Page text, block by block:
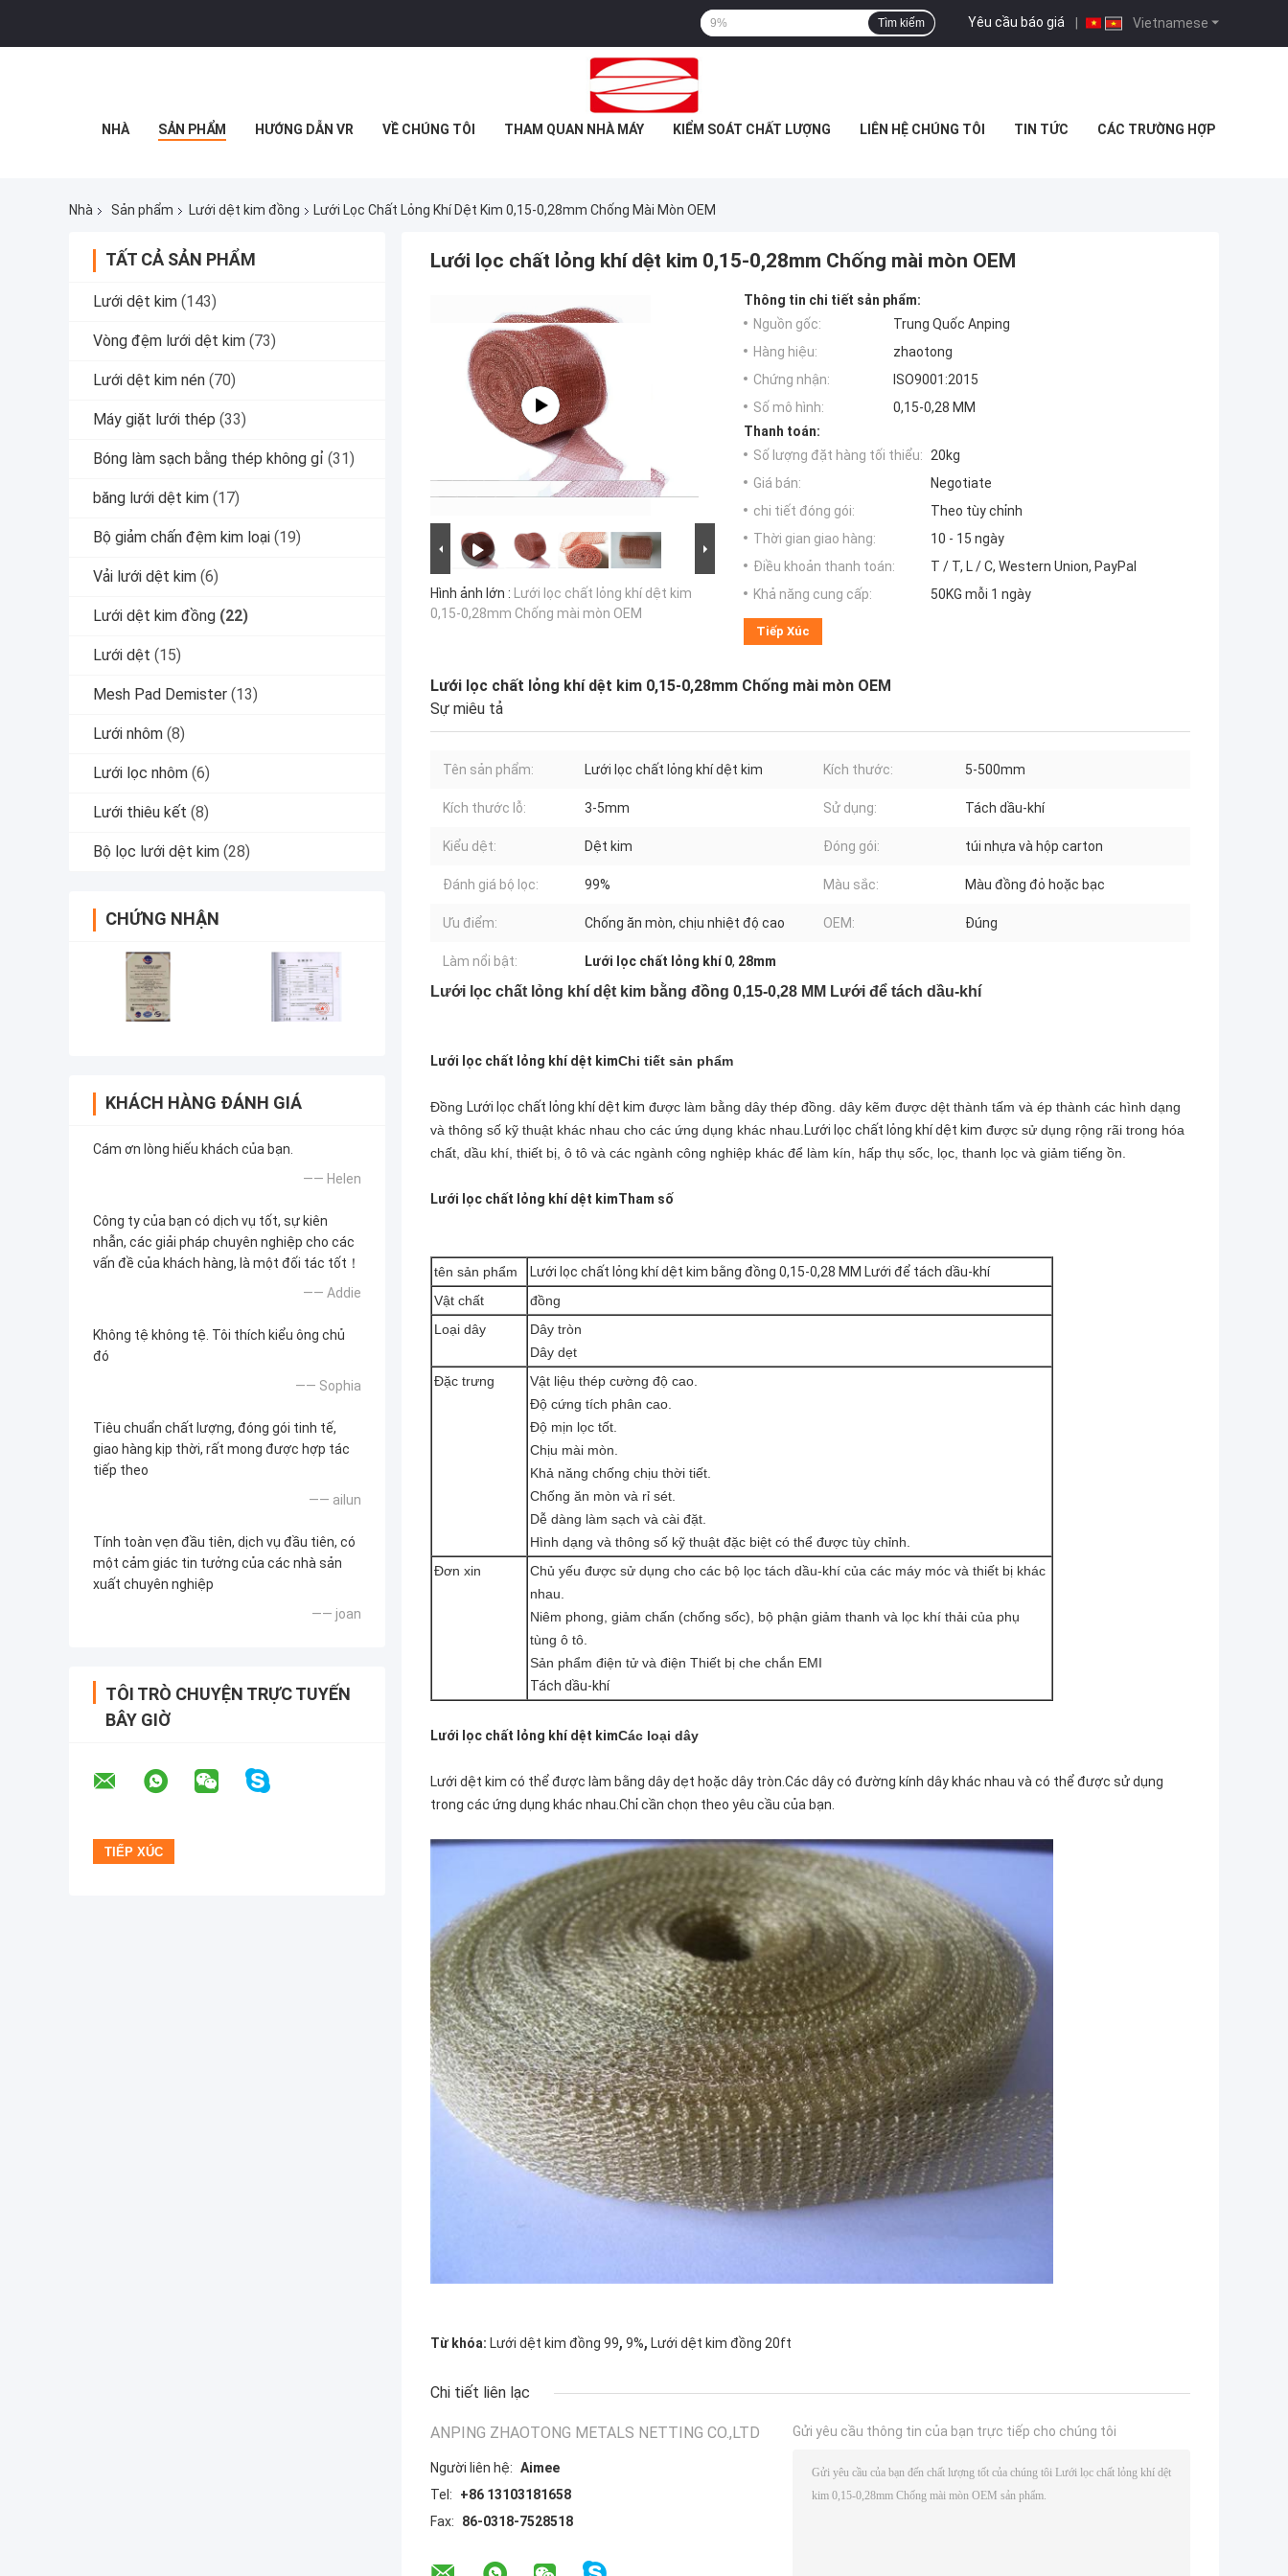
Vietnamese
Yêu cầu báo giá |
Tìm kiếm
NHÀ SẢN PHẨM HƯỚNG DẪN VR VỀ CHÚNG TÔI THAM QUAN NHÀ MÁY KIỂM SOÁT CHẤT LƯỢNG LIÊN HỆ CHÚNG TÔI TIN TỨC CÁC TRƯỜNG HỢP
Nhà Sản phẩm Lưới dệt kim đồng Lưới Lọc Chất Lỏng Khí Dệt Kim 0,15-0,28mm Chống Mài Mòn OEM
TẤT CẢ SẢN PHẨM
Lưới dệt kim (143)
Vòng đệm lưới dệt kim (73)
Lưới dệt kim nén (70)
Máy giặt lưới thép (33)
Bóng làm sạch bằng thép không gỉ (31)
băng lưới dệt kim (17)
Bộ giảm chấn đệm kim loại (19)
Vải lưới dệt kim (6)
Lưới dệt kim đồng (22)
Lưới dệt (15)
Mesh Pad Demister (13)
Lưới nhôm (8)
Lưới lọc nhôm (6)
Lưới thiêu kết (8)
Bộ lọc lưới dệt kim (28)
CHỨNG NHẬN
KHÁCH HÀNG ĐÁNH GIÁ
Cám ơn lòng hiếu khách của bạn.
—— Helen
Công ty của bạn có dịch vụ tốt, sự kiên
nhẫn, các giải pháp chuyên nghiệp cho các
vấn đề của khách hàng, là một đối tác tốt！
—— Addie
Không tệ không tệ. Tôi thích kiểu ông chủ
đó
—— Sophia
Tiêu chuẩn chất lượng, đóng gói tinh tế,
giao hàng kịp thời, rất mong được hợp tác
tiếp theo
—— ailun
Tính toàn vẹn đầu tiên, dịch vụ đầu tiên, có
một cảm giác tin tưởng của các nhà sản
xuất chuyên nghiệp
—— joan
TÔI TRÒ CHUYỆN TRỰC TUYẾN
BÂY GIỜ
Lưới lọc chất lỏng khí dệt kim 0,15-0,28mm Chống mài mòn OEM
Hình ảnh lớn : Lưới lọc chất lỏng khí dệt kim
0,15-0,28mm Chống mài mòn OEM
Thông tin chi tiết sản phẩm:
Nguồn gốc:
Trung Quốc Anping
Hàng hiệu:
zhaotong
Chứng nhận:
ISO9001:2015
Số mô hình:
0,15-0,28 MM
Thanh toán:
Số lượng đặt hàng tối thiểu: 20kg
Giá bán:
Negotiate
chi tiết đóng gói:
Theo tùy chỉnh
Thời gian giao hàng:
10 - 15 ngày
Điều khoản thanh toán:
T / T, L / C, Western Union, PayPal
Khả năng cung cấp:
50KG mỗi 1 ngày
Tiếp Xúc
Lưới lọc chất lỏng khí dệt kim 0,15-0,28mm Chống mài mòn OEM
Sự miêu tả
Tên sản phẩm: Lưới lọc chất lỏng khí dệt kim Kích thước: 5-500mm
Kích thước lỗ: 3-5mm Sử dụng: Tách dầu-khí
Kiểu dệt: Dệt kim Đóng gói: túi nhựa và hộp carton
Đánh giá bộ lọc: 99% Màu sắc: Màu đồng đỏ hoặc bạc
Ưu điểm: Chống ăn mòn, chịu nhiệt độ cao OEM: Đúng
Làm nổi bật: Lưới lọc chất lỏng khí 0, 28mm
Lưới lọc chất lỏng khí dệt kim bằng đồng 0,15-0,28 MM Lưới để tách dầu-khí
Lưới lọc chất lỏng khí dệt kimChi tiết sản phẩm
Đồng Lưới lọc chất lỏng khí dệt kim được làm bằng dây thép đồng. dây kẽm được dệt thành tấm và ép thành các hình dạng
và thông số kỹ thuật khác nhau cho các ứng dụng khác nhau.Lưới lọc chất lỏng khí dệt kim được sử dụng rộng rãi trong hóa
chất, dầu khí, thiết bị, ô tô và các ngành công nghiệp khác để làm kín, hấp thụ sốc, lọc, thanh lọc và giảm tiếng ồn.
Lưới lọc chất lỏng khí dệt kimTham số
tên sản phẩm
Lưới lọc chất lỏng khí dệt kim bằng đồng 0,15-0,28 MM Lưới để tách dầu-khí
Vật chất
đồng
Loại dây
Dây tròn
Dây dẹt
Đặc trưng
Vật liệu thép cường độ cao.
Độ cứng tích phân cao.
Độ mịn lọc tốt.
Chịu mài mòn.
Khả năng chống chịu thời tiết.
Chống ăn mòn và rỉ sét.
Dễ dàng làm sạch và cài đặt.
Hình dạng và thông số kỹ thuật đặc biệt có thể được tùy chỉnh.
Đơn xin
Chủ yếu được sử dụng cho các bộ lọc tách dầu-khí của các máy móc và thiết bị khác
nhau.
Niêm phong, giảm chấn (chống sốc), bộ phận giảm thanh và lọc khí thải của phụ
tùng ô tô.
Sản phẩm điện tử và điện Thiết bị che chắn EMI
Tách dầu-khí
Lưới lọc chất lỏng khí dệt kimCác loại dây
Lưới dệt kim có thể được làm bằng dây dẹt hoặc dây tròn.Các dây có đường kính dây khác nhau và có thể được sử dụng
trong các ứng dụng khác nhau.Chỉ cần chọn theo yêu cầu của bạn.
Từ khóa: Lưới dệt kim đồng 99, 9%, Lưới dệt kim đồng 20ft
Chi tiết liên lạc
ANPING ZHAOTONG METALS NETTING CO.,LTD
Người liên hệ: Aimee
Tel:
+86 13103181658
Fax:
86-0318-7528518
Gửi yêu cầu thông tin của bạn trực tiếp cho chúng tôi